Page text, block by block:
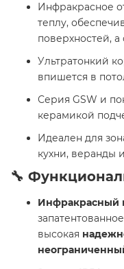
Инфракрасное
теплу,
поверхностей,
Ультратонкий
впишется в
Серия GSW и
керамикой
Идеален для
кухни, веранды
🔧
Инфракрасный
высокая